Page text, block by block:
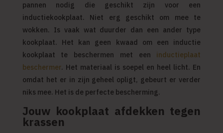
pannen nodig die geschikt zijn voor een
inductiekookplaat. Niet erg geschikt om mee te
wokken. Is vaak wat duurder dan een ander type
kookplaat. Het kan geen kwaad om een inductie
kookplaat te beschermen met een inductieplaat
beschermer. Het materiaal is soepel en heel licht. En
omdat het er in zijn geheel opligt, gebeurt er verder
niks mee. Het is de perfecte bescherming.
Jouw kookplaat afdekken tegen
krassen